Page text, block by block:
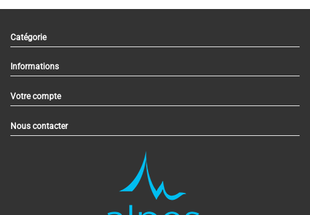
Catégorie
Informations
Votre compte
Nous contacter